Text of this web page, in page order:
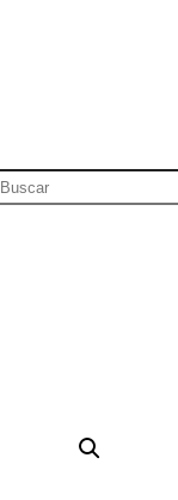
Buscar